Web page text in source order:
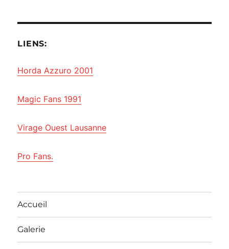
LIENS:
Horda Azzuro 2001
Magic Fans 1991
Virage Ouest Lausanne
Pro Fans.
Accueil
Galerie